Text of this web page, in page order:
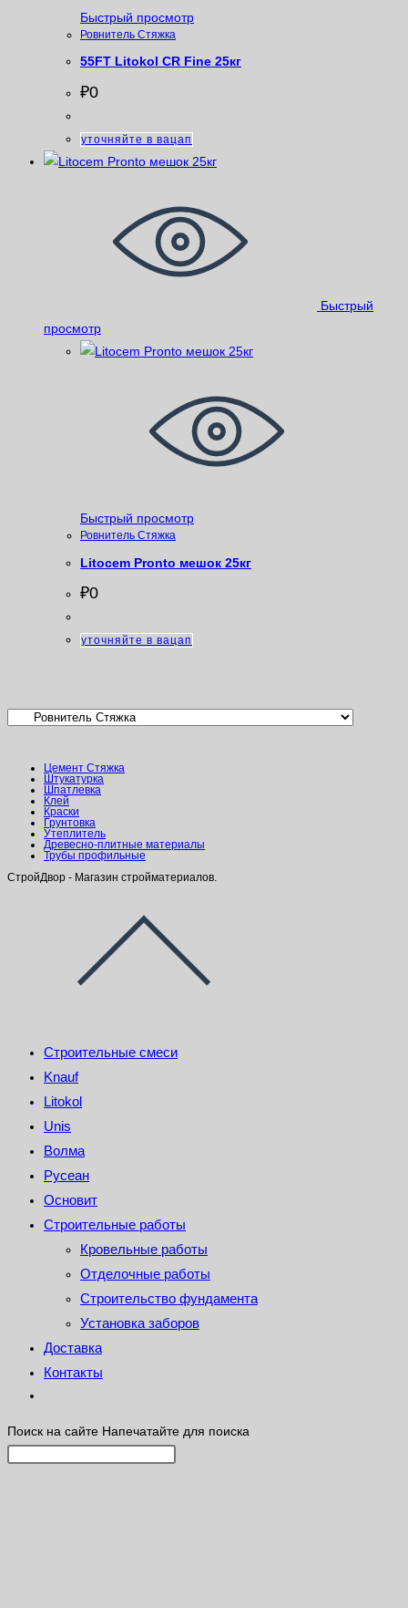
Быстрый просмотр
Ровнитель Стяжка
55FT Litokol CR Fine 25кг
₽0
уточняйте в вацап
Быстрый
просмотр
Быстрый просмотр
Ровнитель Стяжка
Litocem Pronto мешок 25кг
₽0
уточняйте в вацап
Цемент Стяжка
Штукатурка
Шпатлевка
Клей
Краски
Грунтовка
Утеплитель
Древесно-плитные материалы
Трубы профильные
СтройДвор - Магазин стройматериалов.
Строительные смеси
Knauf
Litokol
Unis
Волма
Русеан
Основит
Строительные работы
Кровельные работы
Отделочные работы
Строительство фундамента
Установка заборов
Доставка
Контакты
Поиск на сайте Напечатайте для поиска